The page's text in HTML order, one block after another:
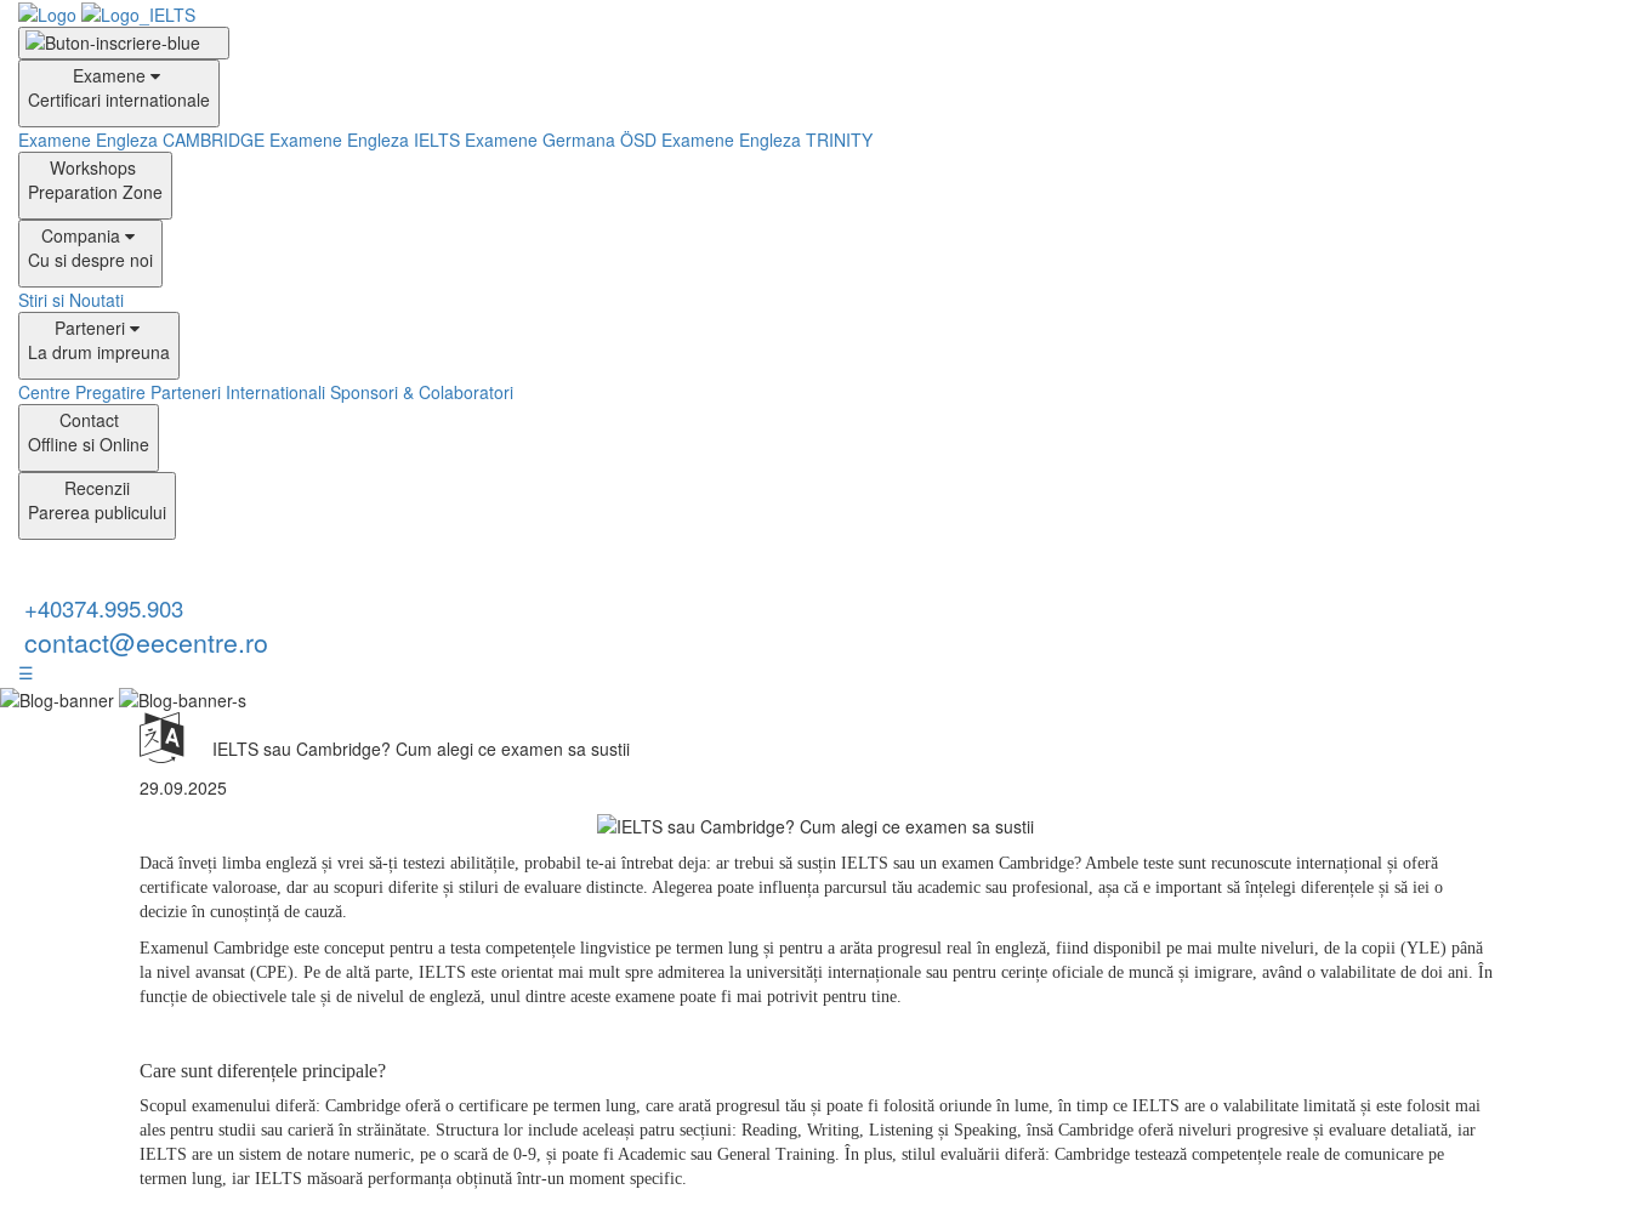
Examene
Certificari internationale
Examene Engleza CAMBRIDGE Examene Engleza IELTS Examene Germana ÖSD Examene Engleza TRINITY
Workshops
Preparation Zone
Compania
Cu si despre noi
Stiri si Noutati
Parteneri
La drum impreuna
Centre Pregatire Parteneri Internationali Sponsori & Colaboratori
Contact
Offline si Online
Recenzii
Parerea publicului
+40374.995.903
contact@eecentre.ro
☰
IELTS sau Cambridge? Cum alegi ce examen sa sustii
29.09.2025
Dacă înveți limba engleză și vrei să-ți testezi abilitățile, probabil te-ai întrebat deja: ar trebui să susțin IELTS sau un examen Cambridge? Ambele teste sunt recunoscute internațional și oferă
certificate valoroase, dar au scopuri diferite și stiluri de evaluare distincte. Alegerea poate influența parcursul tău academic sau profesional, așa că e important să înțelegi diferențele și să iei o
decizie în cunoștință de cauză.
Examenul Cambridge este conceput pentru a testa competențele lingvistice pe termen lung și pentru a arăta progresul real în engleză, fiind disponibil pe mai multe niveluri, de la copii (YLE) până
la nivel avansat (CPE). Pe de altă parte, IELTS este orientat mai mult spre admiterea la universități internaționale sau pentru cerințe oficiale de muncă și imigrare, având o valabilitate de doi ani. În
funcție de obiectivele tale și de nivelul de engleză, unul dintre aceste examene poate fi mai potrivit pentru tine.
Care sunt diferențele principale?
Scopul examenului diferă: Cambridge oferă o certificare pe termen lung, care arată progresul tău și poate fi folosită oriunde în lume, în timp ce IELTS are o valabilitate limitată și este folosit mai
ales pentru studii sau carieră în străinătate. Structura lor include aceleași patru secțiuni: Reading, Writing, Listening și Speaking, însă Cambridge oferă niveluri progresive și evaluare detaliată, iar
IELTS are un sistem de notare numeric, pe o scară de 0-9, și poate fi Academic sau General Training. În plus, stilul evaluării diferă: Cambridge testează competențele reale de comunicare pe
termen lung, iar IELTS măsoară performanța obținută într-un moment specific.